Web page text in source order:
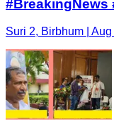
#BreakingNews
Suri 2, Birbhum |